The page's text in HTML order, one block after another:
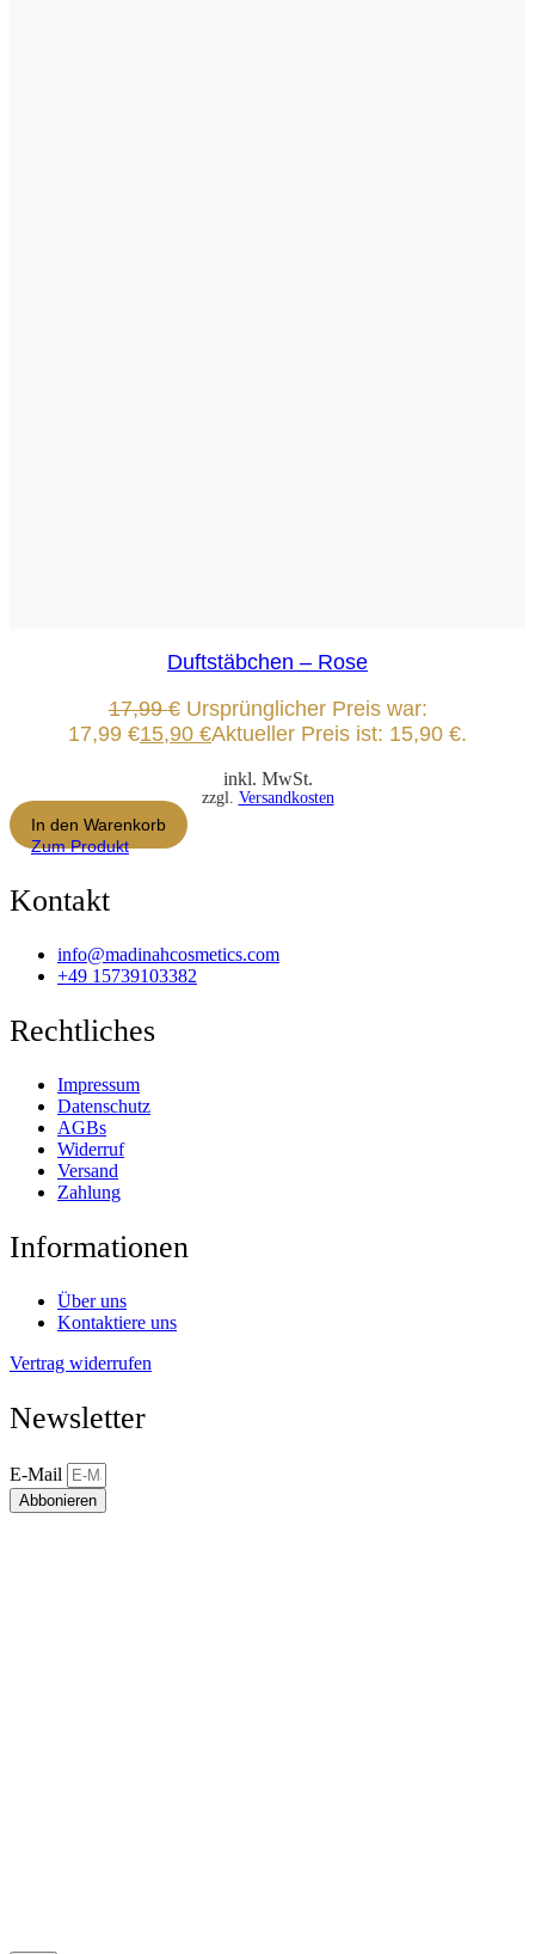
Duftstäbchen – Rose
17,99€ Ursprünglicher Preis war:
17,99 €15,90 €Aktueller Preis ist: 15,90 €.
inkl. MwSt.
zzgl. Versandkosten
In den Warenkorb
Zum Produkt
Kontakt
info@madinahcosmetics.com
+49 15739103382
Rechtliches
Impressum
Datenschutz
AGBs
Widerruf
Versand
Zahlung
Informationen
Über uns
Kontaktiere uns
Vertrag widerrufen
Newsletter
E-Mail
Abbonieren